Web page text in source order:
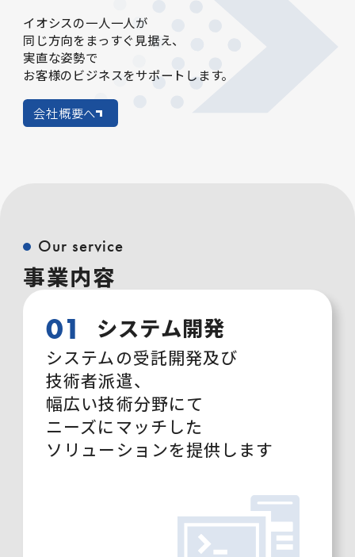
イオシスの一人一人が
同じ方向をまっすぐ見据え、
実直な姿勢で
お客様のビジネスをサポートします。
会社概要へ
Our service
事業内容
01 システム開発
システムの受託開発及び
技術者派遣、
幅広い技術分野にて
ニーズにマッチした
ソリューションを提供します